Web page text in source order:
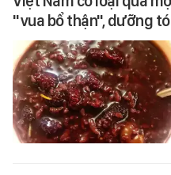
"vua bổ thận", dưỡng